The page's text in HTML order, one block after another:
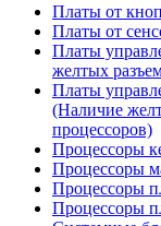
Платы от
Платы от
Платы
желтых
Платы
(Наличие
процессоров)
Процессоры
Процессоры
Процессоры
Процессоры